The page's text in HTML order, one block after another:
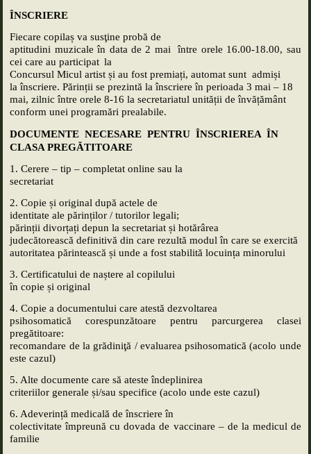
ÎNSCRIERE
Fiecare copilaș va susţine probă de
aptitudini muzicale în data de 2 mai între orele 16.00-18.00, sau
cei care au participat la
Concursul Micul artist și au fost premiați, automat sunt admiși
la înscriere. Părinții se prezintă la înscriere în perioada 3 mai – 18
mai, zilnic între orele 8-16 la secretariatul unității de învățământ
conform unei programări prealabile.
DOCUMENTE NECESARE PENTRU ÎNSCRIEREA ÎN
CLASA PREGĂTITOARE
1. Cerere – tip – completat online sau la
secretariat
2. Copie și original după actele de
identitate ale părinților / tutorilor legali;
părinții divorțați depun la secretariat și hotărârea
judecătorească definitivă din care rezultă modul în care se exercită
autoritatea părintească și unde a fost stabilită locuința minorului
3. Certificatului de naștere al copilului
în copie și original
4. Copie a documentului care atestă dezvoltarea
psihosomatică corespunzătoare pentru parcurgerea clasei
pregătitoare:
recomandare de la grădiniţă / evaluarea psihosomatică (acolo unde
este cazul)
5. Alte documente care să ateste îndeplinirea
criteriilor generale și/sau specifice (acolo unde este cazul)
6. Adeverință medicală de înscriere în
colectivitate împreună cu dovada de vaccinare – de la medicul de
familie